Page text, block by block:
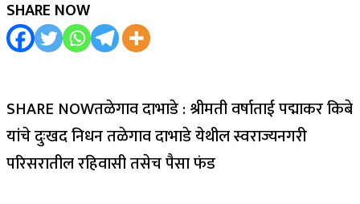
SHARE NOW
SHARE NOWतळेगाव दाभाडे : श्रीमती वर्षाताई पद्माकर किबे
यांचे दुःखद निधन तळेगाव दाभाडे येथील स्वराज्यनगरी
परिसरातील रहिवासी तसेच पैसा फंड